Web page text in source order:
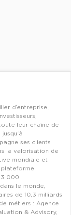
d’entreprise,
leur chaîne de
ses clients
la valorisation de
mondiale et
000
le monde,
de 10,3 milliards
métiers : Agence
& Advisory,